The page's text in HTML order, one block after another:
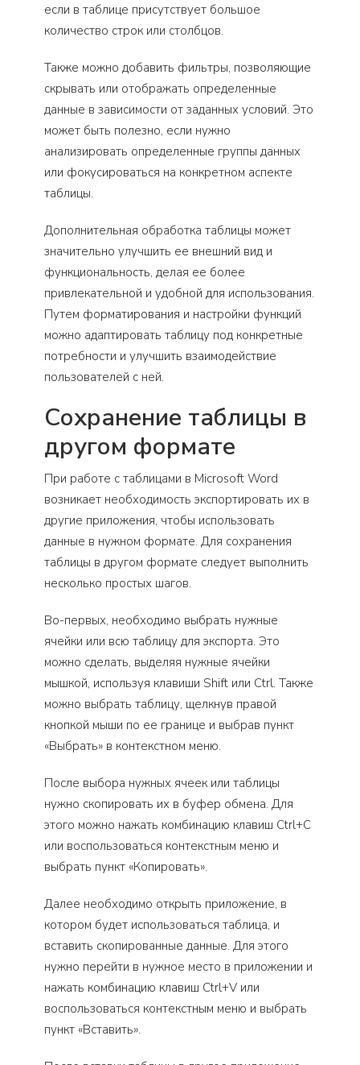
если в таблице присутствует большое
количество строк или столбцов.
Также можно добавить фильтры, позволяющие
скрывать или отображать определенные
данные в зависимости от заданных условий. Это
может быть полезно, если нужно
анализировать определенные группы данных
или фокусироваться на конкретном аспекте
таблицы.
Дополнительная обработка таблицы может
значительно улучшить ее внешний вид и
функциональность, делая ее более
привлекательной и удобной для использования.
Путем форматирования и настройки функций
можно адаптировать таблицу под конкретные
потребности и улучшить взаимодействие
пользователей с ней.
Сохранение таблицы в
другом формате
При работе с таблицами в Microsoft Word
возникает необходимость экспортировать их в
другие приложения, чтобы использовать
данные в нужном формате. Для сохранения
таблицы в другом формате следует выполнить
несколько простых шагов.
Во-первых, необходимо выбрать нужные
ячейки или всю таблицу для экспорта. Это
можно сделать, выделяя нужные ячейки
мышкой, используя клавиши Shift или Ctrl. Также
можно выбрать таблицу, щелкнув правой
кнопкой мыши по ее границе и выбрав пункт
«Выбрать» в контекстном меню.
После выбора нужных ячеек или таблицы
нужно скопировать их в буфер обмена. Для
этого можно нажать комбинацию клавиш Ctrl+C
или воспользоваться контекстным меню и
выбрать пункт «Копировать».
Далее необходимо открыть приложение, в
котором будет использоваться таблица, и
вставить скопированные данные. Для этого
нужно перейти в нужное место в приложении и
нажать комбинацию клавиш Ctrl+V или
воспользоваться контекстным меню и выбрать
пункт «Вставить».